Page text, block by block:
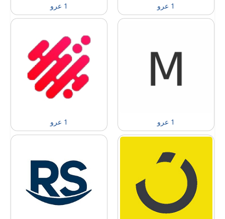
1 عرو 1 عرو
1 عرو 1 عرو